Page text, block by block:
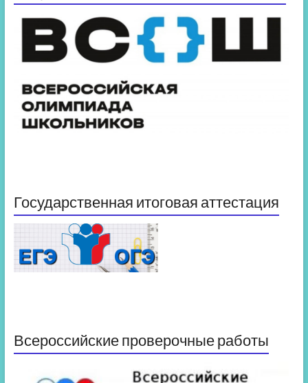
Государственная итоговая аттестация
Всероссийские проверочные работы